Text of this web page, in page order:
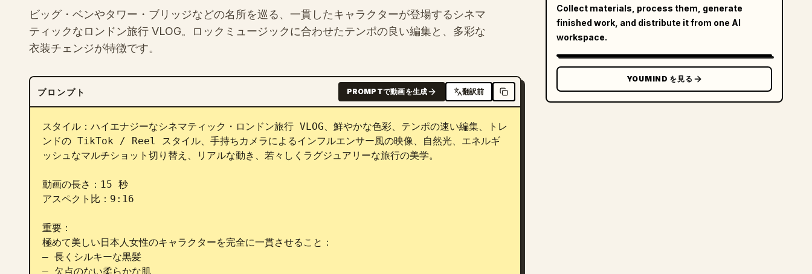
ビッグ・ベンやタワー・ブリッジなどの名所を巡る、一貫したキャラクターが登場するシネマ
ティックなロンドン旅行 VLOG。ロックミュージックに合わせたテンポの良い編集と、多彩な
衣装チェンジが特徴です。
プロンプト PROMPTで動画を生成 翻訳前
スタイル：ハイエナジーなシネマティック・ロンドン旅行 VLOG、鮮やかな色彩、テンポの速い編集、トレ
ンドの TikTok / Reel スタイル、手持ちカメラによるインフルエンサー風の映像、自然光、エネルギ
ッシュなマルチショット切り替え、リアルな動き、若々しくラグジュアリーな旅行の美学。
動画の長さ：15 秒
アスペクト比：9:16
重要：
極めて美しい日本人女性のキャラクターを完全に一貫させること：
— 長くシルキーな黒髪
— 欠点のない柔らかな肌
Collect materials, process them, generate
finished work, and distribute it from one AI
workspace.
YOUMIND を見る